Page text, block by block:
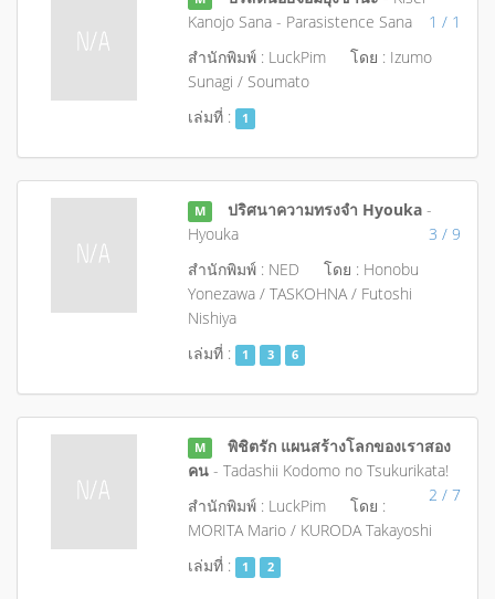
Kanojo Sana - Parasistence Sana
1 / 1
สำนักพิมพ์ : LuckPim
โดย : Izumo
Sunagi / Soumato
เล่มที่ :
1
M ปริศนาความทรงจำ Hyouka -
Hyouka
3 / 9
สำนักพิมพ์ : NED
โดย : Honobu
Yonezawa / TASKOHNA / Futoshi
Nishiya
เล่มที่ :
1 3 6
M
พิชิตรัก แผนสร้างโลกของเราสอง
คน- Tadashii Kodomo no Tsukurikata!
2 / 7
สำนักพิมพ์ : LuckPim
โดย :
MORITA Mario / KURODA Takayoshi
เล่มที่ :
1 2